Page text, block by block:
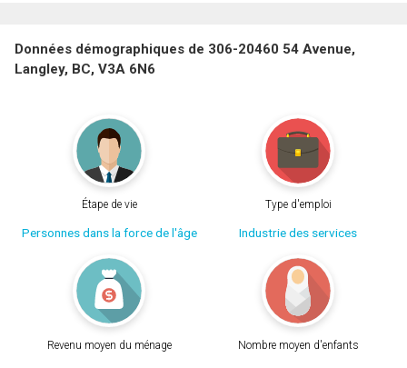
Données démographiques de 306-20460 54 Avenue,
Langley, BC, V3A 6N6
Étape de vie
Personnes dans la force de l'âge
Type d'emploi
Industrie des services
Revenu moyen du ménage Nombre moyen d'enfants